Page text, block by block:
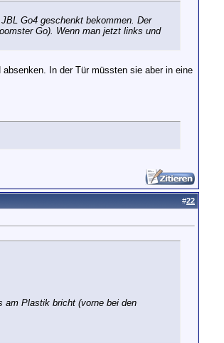
Go4 geschenkt bekommen. Der
Go). Wenn man jetzt links und
In der Tür müssten sie aber in eine
#22
am Plastik bricht (vorne bei den